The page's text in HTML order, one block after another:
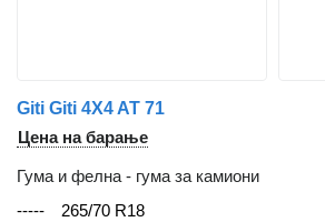
Giti Giti 4X4 AT 71
Цена на барање
Гума и фелна - гума за камиони
-----
265/70 R18